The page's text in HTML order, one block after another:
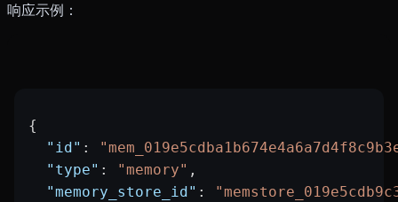
响应示例：
{
  "id"
:
  "type"
: "memory" ,
  "memory_store_id"
: